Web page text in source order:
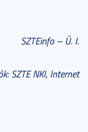
SZTEinfo – Ú. I.
SZTE NKI, Internet